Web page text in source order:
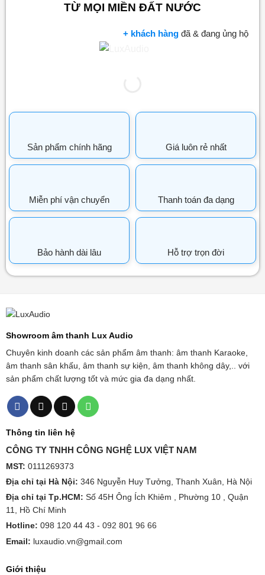
TỪ MỌI MIỀN ĐẤT NƯỚC
+ khách hàng đã & đang ủng hộ
Sản phẩm chính hãng Giá luôn rẻ nhất
Miễn phí vận chuyển Thanh toán đa dạng
Bảo hành dài lâu Hỗ trợ trọn đời
Showroom âm thanh Lux Audio
Chuyên kinh doanh các sản phẩm âm thanh: âm thanh Karaoke,
âm thanh sân khấu, âm thanh sự kiện, âm thanh không dây,.. với
sản phẩm chất lượng tốt và mức gia đa dạng nhất.
Thông tin liên hệ
CÔNG TY TNHH CÔNG NGHỆ LUX VIỆT NAM
MST: 0111269373
Địa chỉ tại Hà Nội: 346 Nguyễn Huy Tưởng, Thanh Xuân, Hà Nội
Địa chỉ tại Tp.HCM: Số 45H Ông Ích Khiêm , Phường 10 , Quận
11, Hồ Chí Minh
Hotline: 098 120 44 43 - 092 801 96 66
Email: luxaudio.vn@gmail.com
Giới thiệu